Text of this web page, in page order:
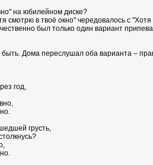
на юбилейном диске?
смотрю в твоё окно" чередовалось с
был только один вариант
Дома переслушал оба варианта –
год,
грусть,